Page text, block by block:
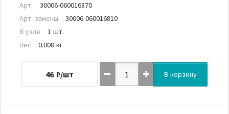
Арт.
30006-060016870
Арт. замены
30006-060016810
В узле
1 шт.
Вес
0.008 кг
46 ₽/шт В корзину